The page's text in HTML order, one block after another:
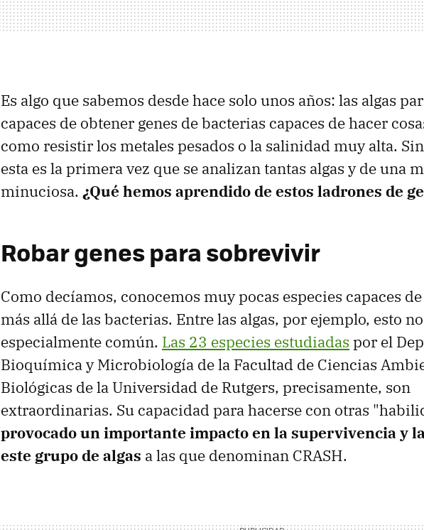
Es algo que sabemos desde hace solo unos años: las algas
capaces de obtener genes de bacterias capaces de hacer
como resistir los metales pesados o la salinidad muy alta.
esta es la primera vez que se analizan tantas algas y de una
minuciosa. ¿Qué hemos aprendido de estos ladrones de
Robar genes para sobrevivir
Como decíamos, conocemos muy pocas especies capaces
más allá de las bacterias. Entre las algas, por ejemplo, esto
especialmente común. Las 23 especies estudiadas por el
Bioquímica y Microbiología de la Facultad de Ciencias
Biológicas de la Universidad de Rutgers, precisamente, son
extraordinarias. Su capacidad para hacerse con otras
provocado un importante impacto en la supervivencia y
este grupo de algas a las que denominan CRASH.